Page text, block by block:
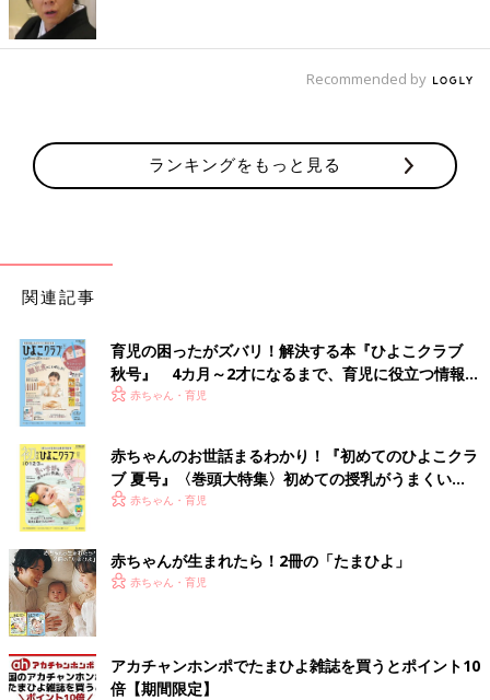
Recommended by
ランキングをもっと見る
関連記事
育児の困ったがズバリ！解決する本『ひよこクラブ
秋号』 4カ月～2才になるまで、育児に役立つ情報が
いっぱい！
赤ちゃん・育児
赤ちゃんのお世話まるわかり！『初めてのひよこクラ
ブ 夏号』〈巻頭大特集〉初めての授乳がうまくい
く！ おっぱい・ミルクの基本と夏のトラブル 解決テ
赤ちゃん・育児
赤ちゃんが生まれたら！2冊の「たまひよ」
赤ちゃん・育児
アカチャンホンポでたまひよ雑誌を買うとポイント10
倍【期間限定】